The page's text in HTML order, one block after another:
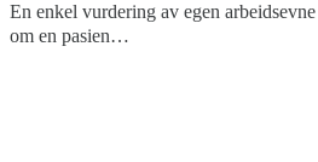
En enkel vurdering av egen
om en pasien…